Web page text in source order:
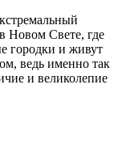
Новом Свете, где
городки и живут
ведь именно так
и великолепие